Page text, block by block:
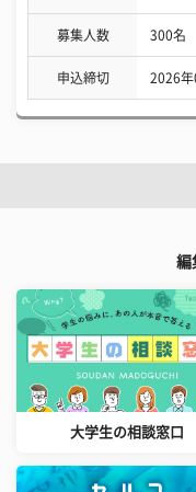
募集人数 300名
申込締切 2026年
編
大学生の相談窓口